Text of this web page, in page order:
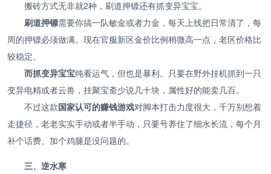
搬砖方式无非就2种，刷道押镖还有抓变异宝宝。
刷道押镖需要你搞一队敏金或者力金，每天上线把日常清了，每
周的押镖必须做满。现在官服新区金价比例稍微高一点，老区价格比
较稳定。
而抓变异宝宝纯看运气，但也是暴利。只要在野外挂机抓到一只
变异电精或者云兽，挂聚宝斋少说几十块，属性好的能卖几百。
不过这款国家认可的赚钱游戏对脚本打击力度很大，千万别想着
走捷径，老老实实手动或者半手动，只要号养住了细水长流，每个月
补个话费、加个鸡腿是没问题的。
三、逆水寒